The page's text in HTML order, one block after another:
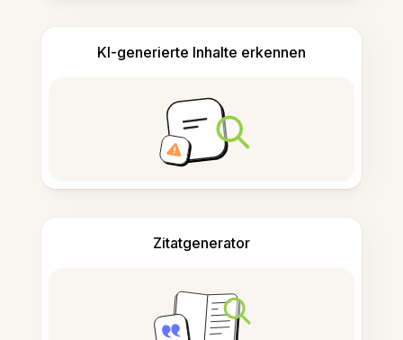
KI-generierte Inhalte erkennen
Zitatgenerator